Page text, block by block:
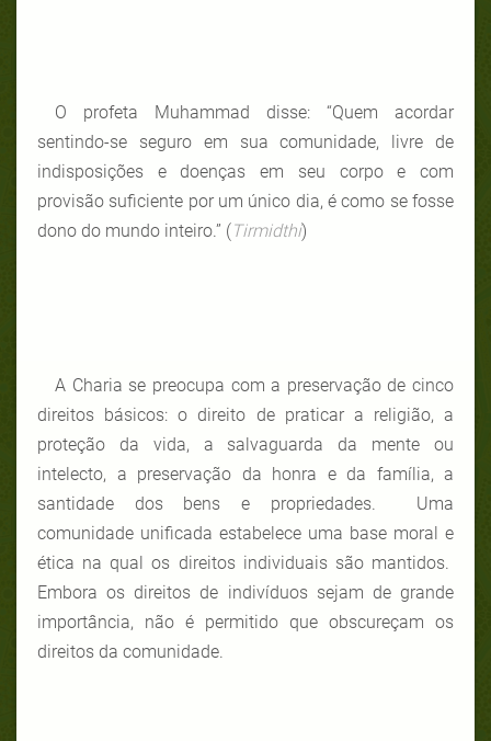
O profeta Muhammad disse: “Quem acordar
sentindo-se seguro em sua comunidade, livre de
indisposições e doenças em seu corpo e com
provisão suficiente por um único dia, é como se fosse
dono do mundo inteiro.” (Tirmidthi)
A Charia se preocupa com a preservação de cinco
direitos básicos: o direito de praticar a religião, a
proteção da vida, a salvaguarda da mente ou
intelecto, a preservação da honra e da família, a
santidade dos bens e propriedades. Uma
comunidade unificada estabelece uma base moral e
ética na qual os direitos individuais são mantidos.
Embora os direitos de indivíduos sejam de grande
importância, não é permitido que obscureçam os
direitos da comunidade.